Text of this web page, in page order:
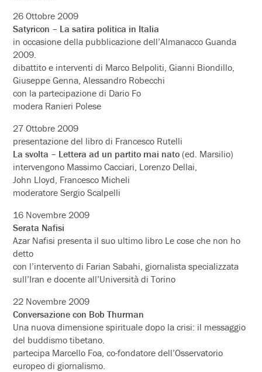
26 Ottobre 2009
Satyricon – La satira politica in Italia
in occasione della pubblicazione dell’Almanacco Guanda
2009.
dibattito e interventi di Marco Belpoliti, Gianni Biondillo,
Giuseppe Genna, Alessandro Robecchi
con la partecipazione di Dario Fo
modera Ranieri Polese
27 Ottobre 2009
presentazione del libro di Francesco Rutelli
La svolta – Lettera ad un partito mai nato (ed. Marsilio)
intervengono Massimo Cacciari, Lorenzo Dellai,
John Lloyd, Francesco Micheli
moderatore Sergio Scalpelli
16 Novembre 2009
Serata Nafisi
Azar Nafisi presenta il suo ultimo libro Le cose che non ho
detto
con l’intervento di Farian Sabahi, giornalista specializzata
sull’Iran e docente all’Università di Torino
22 Novembre 2009
Conversazione con Bob Thurman
Una nuova dimensione spirituale dopo la crisi: il messaggio
del buddismo tibetano.
partecipa Marcello Foa, co-fondatore dell’Osservatorio
europeo di giornalismo.